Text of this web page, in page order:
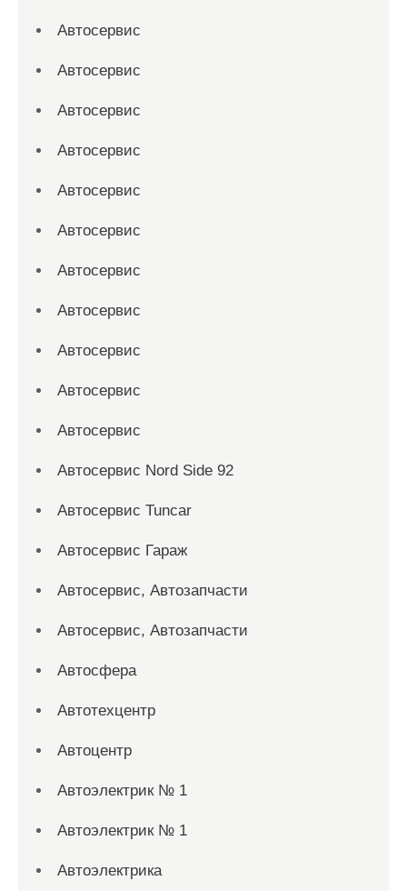
Автосервис
Автосервис
Автосервис
Автосервис
Автосервис
Автосервис
Автосервис
Автосервис
Автосервис
Автосервис
Автосервис
Автосервис Nord Side 92
Автосервис Tuncar
Автосервис Гараж
Автосервис, Автозапчасти
Автосервис, Автозапчасти
Автосфера
Автотехцентр
Автоцентр
Автоэлектрик № 1
Автоэлектрик № 1
Автоэлектрика